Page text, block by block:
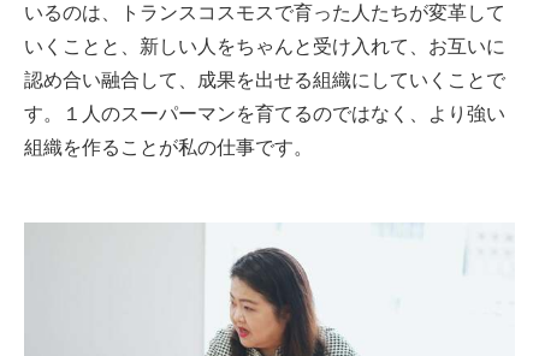
いるのは、トランスコスモスで育った人たちが変革して
いくことと、新しい人をちゃんと受け入れて、お互いに
認め合い融合して、成果を出せる組織にしていくことで
す。１人のスーパーマンを育てるのではなく、より強い
組織を作ることが私の仕事です。